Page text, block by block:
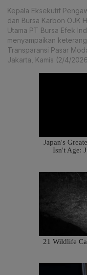
Kepala Eksekutif
dan Bursa Karbon OJK
Utama PT Bursa Efek
menyampaikan
Transparansi Pasar
Jakarta, Kamis (2/4/